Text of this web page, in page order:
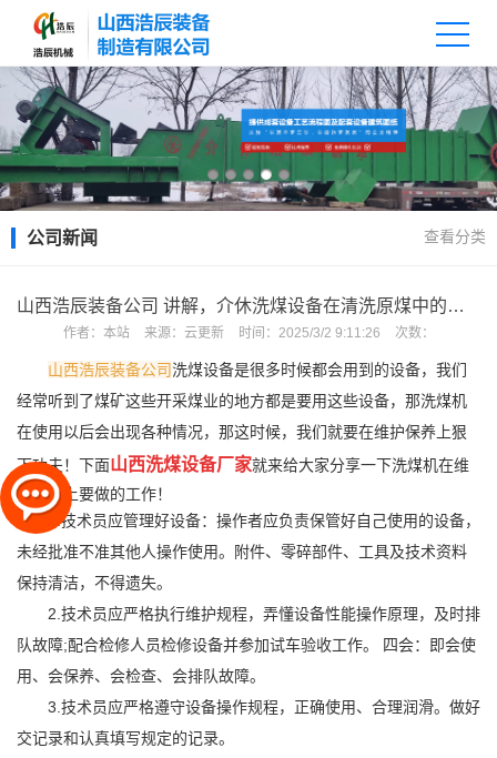
公司新闻 查看分类
山西浩辰装备公司 讲解，介休洗煤设备在清洗原煤中的重要性？
作者： 本站 来源： 云更新 时间： 2025/3/2 9:11:26 次数：
山西浩辰装备公司洗煤设备是很多时候都会用到的设备，我们
经常听到了煤矿这些开采煤业的地方都是要用这些设备，那洗煤机
在使用以后会出现各种情况，那这时候，我们就要在维护保养上狠
下功夫！下面山西洗煤设备厂家就来给大家分享一下洗煤机在维
护保养上要做的工作！
1.技术员应管理好设备：操作者应负责保管好自己使用的设备，
未经批准不准其他人操作使用。附件、零碎部件、工具及技术资料
保持清洁，不得遗失。
2.技术员应严格执行维护规程，弄懂设备性能操作原理，及时排
队故障;配合检修人员检修设备并参加试车验收工作。 四会：即会使
用、会保养、会检查、会排队故障。
3.技术员应严格遵守设备操作规程，正确使用、合理润滑。做好
交记录和认真填写规定的记录。